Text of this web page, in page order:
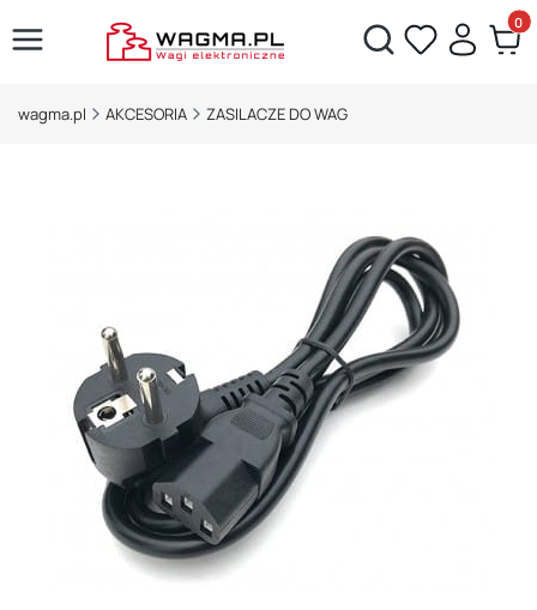
Otwórz wyszukiwarkę
wagma.pl AKCESORIA ZASILACZE DO WAG